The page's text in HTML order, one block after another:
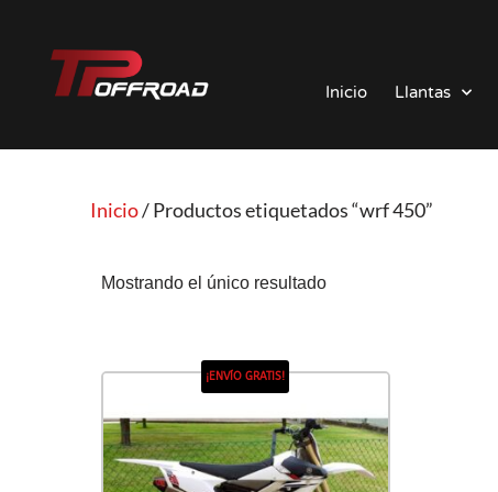
Saltar
Inicio Llantas
Inicio/ Productos etiquetados “wrf 450”
Mostrando el único resultado
¡ENVÍO GRATIS!